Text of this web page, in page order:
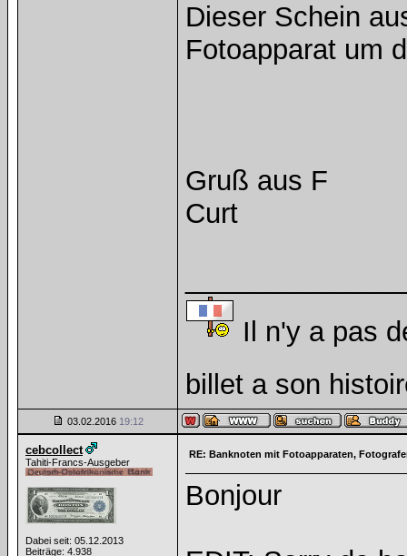
Dieser Schein
Fotoapparat um
Gruß aus F
Curt
Il n'y a pas
billet a son
03.02.2016 19:12
cebcollect
Tahiti-Francs-Ausgeber
Dabei seit: 05.12.2013
Beiträge: 4.938
RE: Banknoten mit Fotoapparaten,
Bonjour